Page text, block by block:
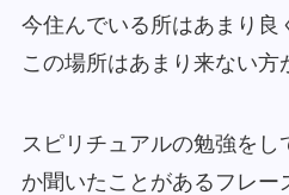
今住んでいる所はあまり良
この場所はあまり来ない
スピリチュアルの勉強を
か聞いたことがあるフレー